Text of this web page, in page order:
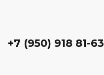
+7 (950) 918 81-63